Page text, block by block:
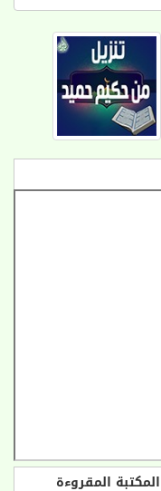
المكتبة المقروءة